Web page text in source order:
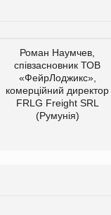
Роман Наумчев,
співзасновник ТОВ
«ФейрЛоджикс»,
комерційний директор
FRLG Freight SRL
(Румунія)